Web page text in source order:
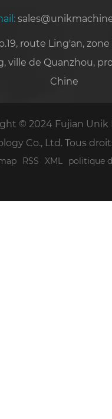
route Ling'an,
ville de Quanzhou,
Chine
© 2024 Fujian Unik
Co., Ltd. Tous
RSS XML politique